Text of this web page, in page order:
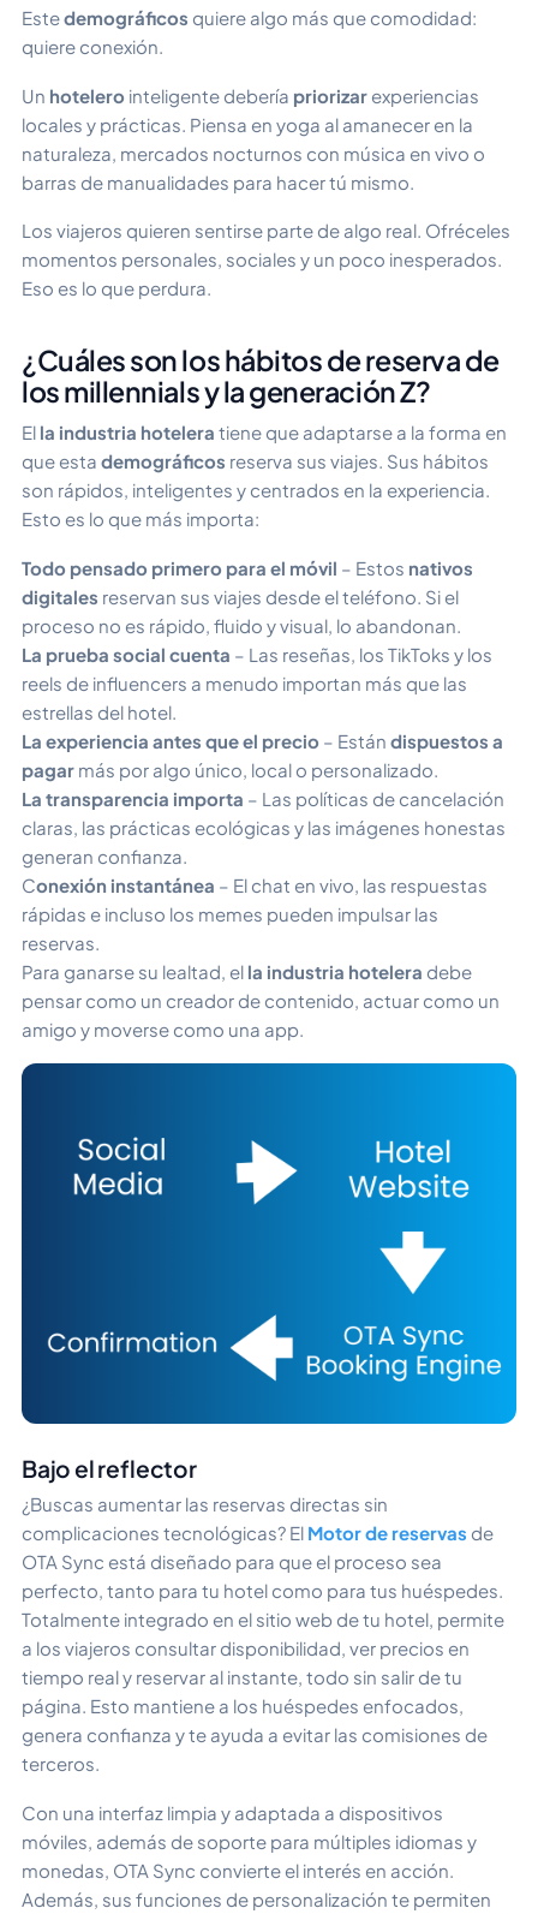
Estedemográficos quiere algo más que comodidad:
quiere conexión.
Un hotelero inteligente debería priorizar experiencias
locales y prácticas. Piensa en yoga al amanecer en la
naturaleza, mercados nocturnos con música en vivo o
barras de manualidades para hacer tú mismo.
Los viajeros quieren sentirse parte de algo real. Ofréceles
momentos personales, sociales y un poco inesperados.
Eso es lo que perdura.
¿Cuáles son los hábitos de reserva de
los millennials y la generación Z?
El la industria hotelera tiene que adaptarse a la forma en
que esta demográficos reserva sus viajes. Sus hábitos
son rápidos, inteligentes y centrados en la experiencia.
Esto es lo que más importa:
Todo pensado primero para el móvil – Estos nativos
digitales reservan sus viajes desde el teléfono. Si el
proceso no es rápido, fluido y visual, lo abandonan.
La prueba social cuenta – Las reseñas, los TikToks y los
reels de influencers a menudo importan más que las
estrellas del hotel.
La experiencia antes que el precio – Están dispuestos a
pagar más por algo único, local o personalizado.
La transparencia importa – Las políticas de cancelación
claras, las prácticas ecológicas y las imágenes honestas
generan confianza.
Conexión instantánea – El chat en vivo, las respuestas
rápidas e incluso los memes pueden impulsar las
reservas.
Para ganarse su lealtad, el la industria hotelera debe
pensar como un creador de contenido, actuar como un
amigo y moverse como una app.
Bajo el reflector
¿Buscas aumentar las reservas directas sin
complicaciones tecnológicas? El Motor de reservas de
OTA Sync está diseñado para que el proceso sea
perfecto, tanto para tu hotel como para tus huéspedes.
Totalmente integrado en el sitio web de tu hotel, permite
a los viajeros consultar disponibilidad, ver precios en
tiempo real y reservar al instante, todo sin salir de tu
página. Esto mantiene a los huéspedes enfocados,
genera confianza y te ayuda a evitar las comisiones de
terceros.
Con una interfaz limpia y adaptada a dispositivos
móviles, además de soporte para múltiples idiomas y
monedas, OTA Sync convierte el interés en acción.
Además, sus funciones de personalización te permiten